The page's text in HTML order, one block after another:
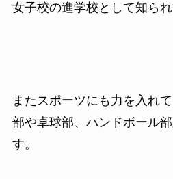
女子校の進学校として知られ
またスポーツにも力を入れ
部や卓球部、ハンドボール
す。